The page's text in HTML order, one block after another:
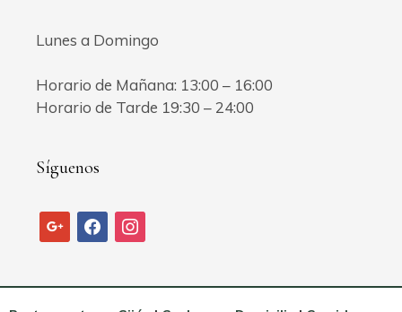
Lunes a Domingo
Horario de Mañana: 13:00 – 16:00
Horario de Tarde 19:30 – 24:00
Síguenos
googlefacebookinstagram